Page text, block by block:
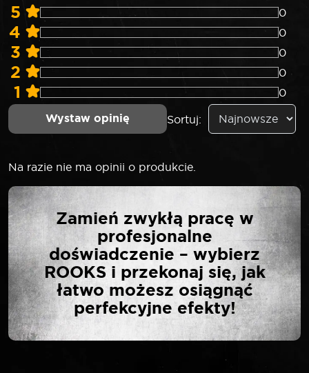
5 0
4 0
3 0
2 0
1 0
Wystaw opinię Sortuj:
Na razie nie ma opinii o produkcie.
NAPISZ PIERWSZĄ
OPINIĘ O „ROOKS
NOŻYCE TECHNICZNE
DO PVC WYKŁADZIN
LINEK DRUTU GUMY
CRV-TIN”
Zamień zwykłą pracę w
profesjonalne
doświadczenie – wybierz
ROOKS i przekonaj się, jak
łatwo możesz osiągnąć
perfekcyjne efekty!